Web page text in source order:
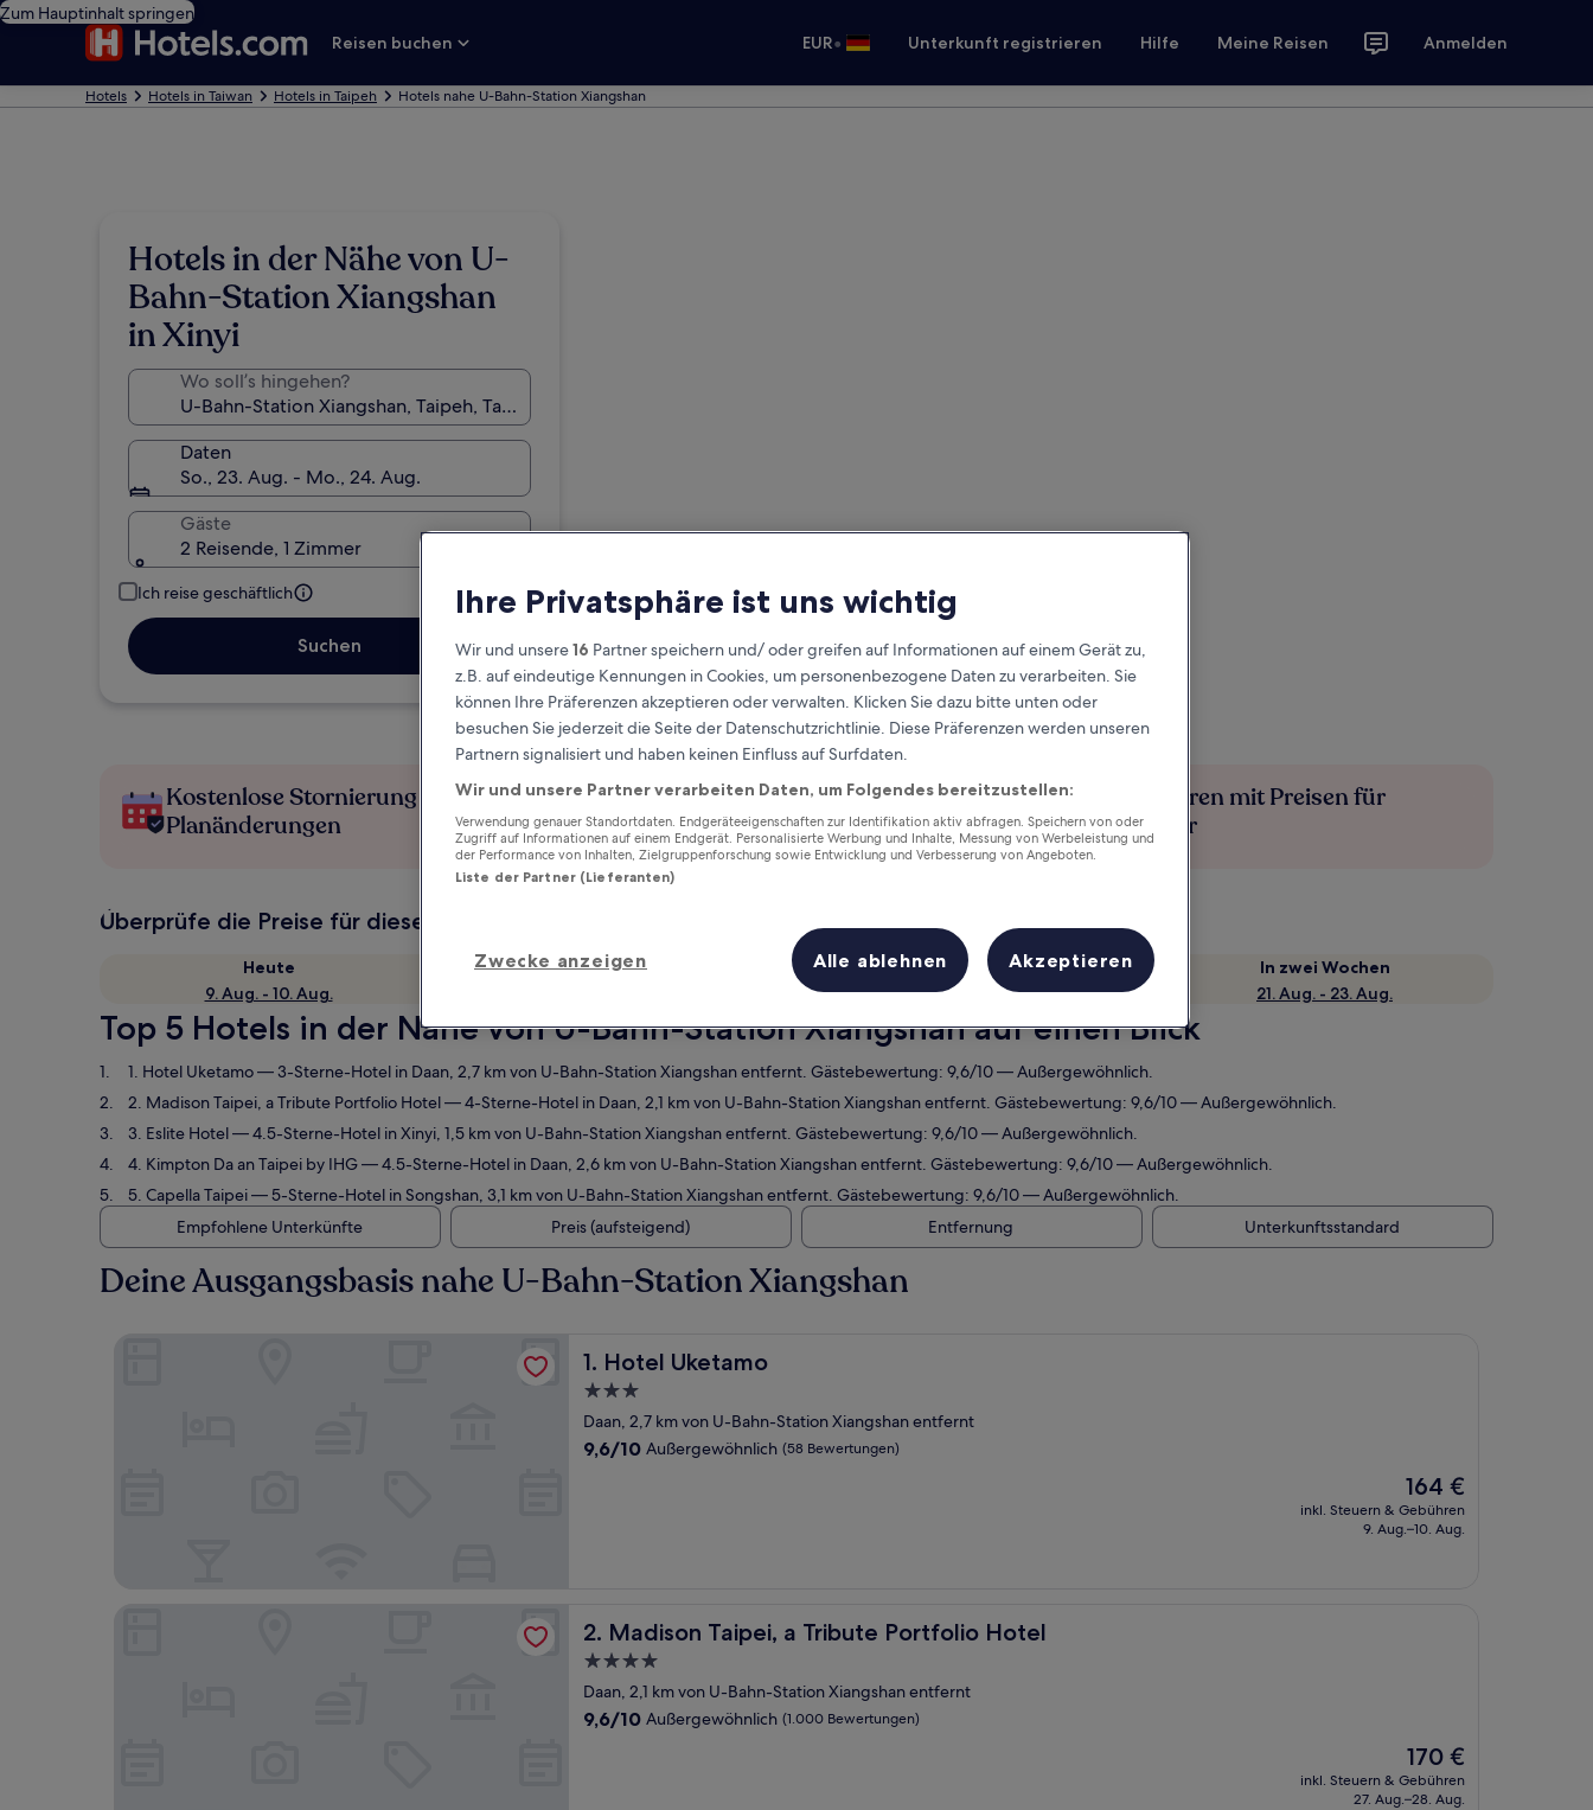
Zum Hauptinhalt springen
Reisen buchen
EUR• Unterkunft registrieren Hilfe Meine Reisen Anmelden
Hotels Hotels in Taiwan Hotels in Taipeh Hotels nahe U-Bahn-Station Xiangshan
Hotels in der Nähe von U-
Bahn-Station Xiangshan
in Xinyi
Wo soll’s hingehen?
Daten
So., 23. Aug. - Mo., 24. Aug.
Gäste
2 Reisende, 1 Zimmer
Ich reise geschäftlich
Suchen
Kostenlose Stornierung bei
Planänderungen
Verdiene Prämien für jede
wahrgenommene Übernachtung
Mehr sparen mit Preisen für
Mitglieder
Überprüfe die Preise für diese Daten
Heute
9. Aug. - 10. Aug.
Morgen
Nächstes Wochenende
14. Aug. - 16. Aug.
In zwei Wochen
21. Aug. - 23. Aug.
Top 5 Hotels in der Nähe von U-Bahn-Station Xiangshan auf einen Blick
1. Hotel Uketamo— 3-Sterne-Hotel in Daan, 2,7 km von U-Bahn-Station Xiangshan entfernt. Gästebewertung: 9,6/10 — Außergewöhnlich.
2. Madison Taipei, a Tribute Portfolio Hotel— 4-Sterne-Hotel in Daan, 2,1 km von U-Bahn-Station Xiangshan entfernt. Gästebewertung: 9,6/10 — Außergewöhnlich.
3. Eslite Hotel— 4.5-Sterne-Hotel in Xinyi, 1,5 km von U-Bahn-Station Xiangshan entfernt. Gästebewertung: 9,6/10 — Außergewöhnlich.
4. Kimpton Da an Taipei by IHG— 4.5-Sterne-Hotel in Daan, 2,6 km von U-Bahn-Station Xiangshan entfernt. Gästebewertung: 9,6/10 — Außergewöhnlich.
5. Capella Taipei— 5-Sterne-Hotel in Songshan, 3,1 km von U-Bahn-Station Xiangshan entfernt. Gästebewertung: 9,6/10 — Außergewöhnlich.
Empfohlene Unterkünfte
Preis (aufsteigend) Entfernung Unterkunftsstandard
Deine Ausgangsbasis nahe U-Bahn-Station Xiangshan
1. Hotel Uketamo
Hotel Uketamo
3.0-
Sterne-
Unterkunft
Daan, 2,7 km von U-Bahn-Station Xiangshan entfernt
9.6
9,6/10 Außergewöhnlich (58 Bewertungen)
Der
Preis
beträgt
164 €
inkl. Steuern & Gebühren
9. Aug.–10. Aug.
2. Madison Taipei, a Tribute Portfolio Hotel
Madison Taipei, a Tribute Portfolio Hotel
4.0-
Sterne-
Unterkunft
Daan, 2,1 km von U-Bahn-Station Xiangshan entfernt
9.6
9,6/10 Außergewöhnlich (1.000 Bewertungen)
Der
Preis
beträgt
170 €
inkl. Steuern & Gebühren
27. Aug.–28. Aug.
Ihre Privatsphäre ist uns wichtig
Wir und unsere16 Partner speichern und/ oder greifen auf Informationen auf einem Gerät zu,
z.B. auf eindeutige Kennungen in Cookies, um personenbezogene Daten zu verarbeiten. Sie
können Ihre Präferenzen akzeptieren oder verwalten. Klicken Sie dazu bitte unten oder
besuchen Sie jederzeit die Seite der Datenschutzrichtlinie. Diese Präferenzen werden unseren
Partnern signalisiert und haben keinen Einfluss auf Surfdaten.
Wir und unsere Partner verarbeiten Daten, um Folgendes bereitzustellen:
Verwendung genauer Standortdaten. Endgeräteeigenschaften zur Identifikation aktiv abfragen. Speichern von oder
Zugriff auf Informationen auf einem Endgerät. Personalisierte Werbung und Inhalte, Messung von Werbeleistung und
der Performance von Inhalten, Zielgruppenforschung sowie Entwicklung und Verbesserung von Angeboten.
Liste der Partner (Lieferanten)
Zwecke anzeigen Alle ablehnen Akzeptieren